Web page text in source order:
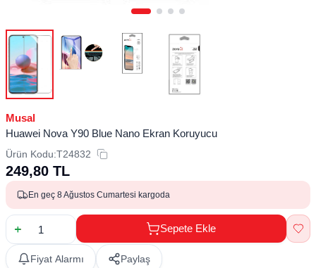
Musal
Huawei Nova Y90 Blue Nano Ekran Koruyucu
Ürün Kodu:T24832
249,80 TL
En geç 8 Ağustos Cumartesi kargoda
Sepete Ekle
Fiyat Alarmı Paylaş